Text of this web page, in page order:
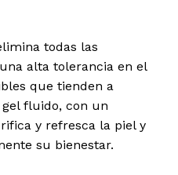
todas las
alta tolerancia en el
que tienden a
fluido, con un
y refresca la piel y
su bienestar.